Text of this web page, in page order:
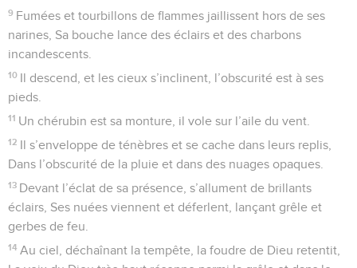
La gloire de Dieu dans l'univers. La loi du
Seigneur
dédia au Seigneur les paroles de ce cantique le jour où le
Seigneur l’a délivré du pouvoir de tous ses ennemis et de la
main de Saül.
2 Je t’aime, ô Éternel, ma force !
3 Le Seigneur est ma forteresse, mon rocher, mon libérateur.
Il est mon Dieu, le roc solide sur lequel je peux m’appuyer. Il
est mon Sauveur tout-puissant, mon rempart et mon
bouclier.
4 Dès que j’ai loué le Seigneur, j’ai vaincu tous mes ennemis.